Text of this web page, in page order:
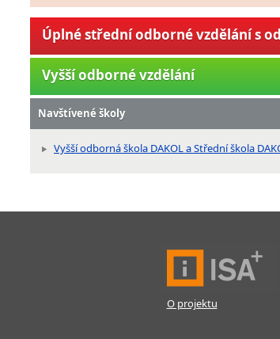
Úplné střední odborné vzdělání s
Vyšší odborné vzdělání
Navštívené školy
Vyšší odborná škola DAKOL a Střední škola
O projektu